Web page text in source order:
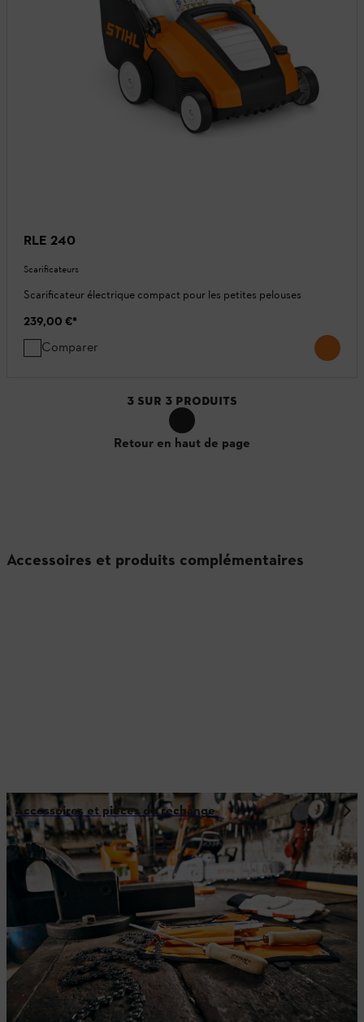
RLE 240
Scarificateurs
Scarificateur électrique compact pour les petites pelouses
239,00 €*
Comparer
3 SUR 3 PRODUITS
Retour en haut de page
Accessoires et produits complémentaires
Accessoires et pièces de rechange